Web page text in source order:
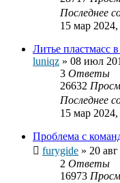
Последнее
15 мар
Литье пластмасс
luniqz » 08 июл
3 Ответы
26632
Последнее
15 мар
Проблема с
furygide » 20
2 Ответы
16973